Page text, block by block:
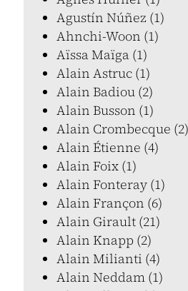
Agustín Núñez (1)
Ahnchi-Woon (1)
Aïssa Maïga (1)
Alain Astruc (1)
Alain Badiou (2)
Alain Busson (1)
Alain Crombecque (2)
Alain Étienne (4)
Alain Foix (1)
Alain Fonteray (1)
Alain Françon (6)
Alain Girault (21)
Alain Knapp (2)
Alain Milianti (4)
Alain Neddam (1)